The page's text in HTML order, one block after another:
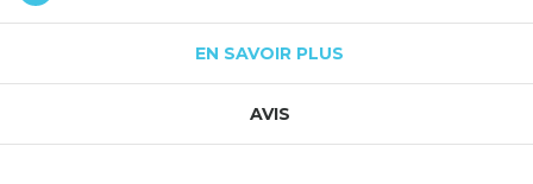
EN SAVOIR PLUS
AVIS